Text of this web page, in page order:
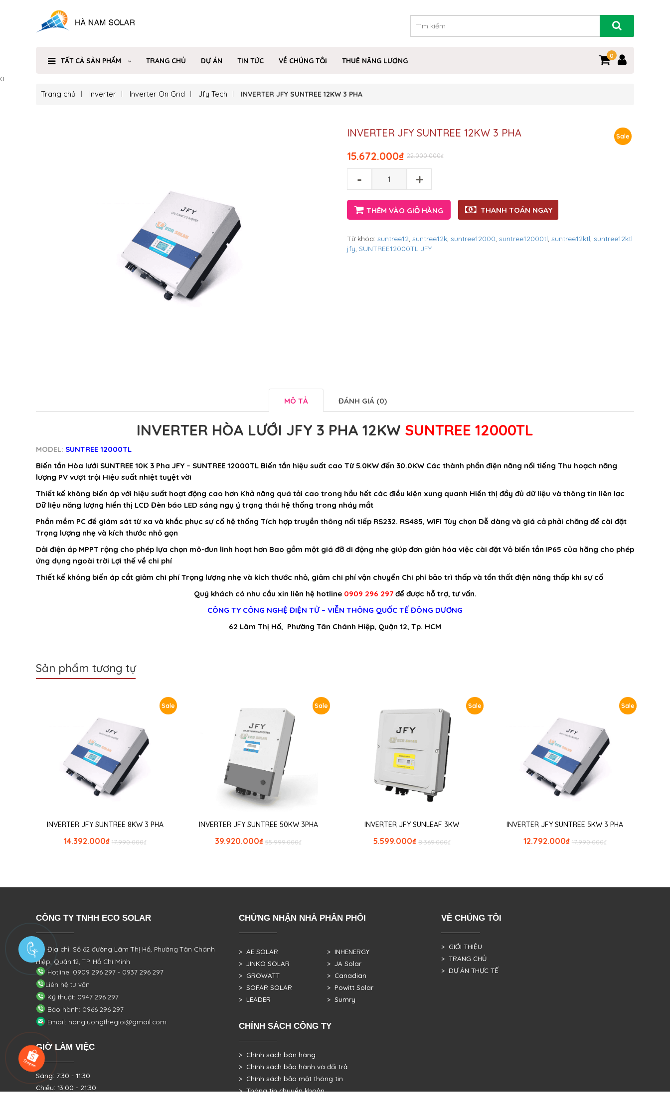
TẤT CẢ SẢN PHẨM TRANG CHỦ DỰ ÁN TIN TỨC VỀ CHÚNG TÔI THUÊ NĂNG LƯỢNG
0
0
Trang chủ Inverter Inverter On Grid Jfy Tech INVERTER JFY SUNTREE 12KW 3 PHA
Sale
INVERTER JFY SUNTREE 12KW 3 PHA
₫
22.000.000
₫
15.672.000
- +
THÊM VÀO GIỎ HÀNG THANH TOÁN NGAY
Từ khóa: suntree12, suntree12k, suntree12000, suntree12000tl, suntree12ktl, suntree12ktl
jfy, SUNTREE12000TL JFY
MÔ TẢ ĐÁNH GIÁ (0)
INVERTER HÒA LƯỚI JFY 3 PHA 12KW SUNTREE 12000TL
MODEL: SUNTREE 12000TL
Biến tần Hòa lưới SUNTREE 10K 3 Pha JFY – SUNTREE 12000TL Biến tần hiệu suất cao Từ 5.0KW đến 30.0KW Các thành phần điện năng nổi tiếng Thu hoạch năng
lượng PV vượt trội Hiệu suất nhiệt tuyệt vời
Thiết kế không biến áp với hiệu suất hoạt động cao hơn Khả năng quá tải cao trong hầu hết các điều kiện xung quanh Hiển thị đầy đủ dữ liệu và thông tin liên lạc
Dữ liệu năng lượng hiển thị LCD Đèn báo LED sáng ngụ ý trạng thái hệ thống trong nháy mắt
Phần mềm PC để giám sát từ xa và khắc phục sự cố hệ thống Tích hợp truyền thông nối tiếp RS232. RS485, WiFi Tùy chọn Dễ dàng và giá cả phải chăng để cài đặt
Trọng lượng nhẹ và kích thước nhỏ gọn
Dải điện áp MPPT rộng cho phép lựa chọn mô-đun linh hoạt hơn Bao gồm một giá đỡ di động nhẹ giúp đơn giản hóa việc cài đặt Vỏ biến tần IP65 của hãng cho phép
ứng dụng ngoài trời Lợi thế về chi phí
Thiết kế không biến áp cắt giảm chi phí Trọng lượng nhẹ và kích thước nhỏ, giảm chi phí vận chuyển Chi phí bảo trì thấp và tổn thất điện năng thấp khi sự cố
Quý khách có nhu cầu xin liên hệ hotline 0909 296 297 để được hỗ trợ, tư vấn.
CÔNG TY CÔNG NGHỆ ĐIỆN TỬ – VIỄN THÔNG QUỐC TẾ ĐÔNG DƯƠNG
62 Lâm Thị Hố, Phường Tân Chánh Hiệp, Quận 12, Tp. HCM
Sản phẩm tương tự
Sale
INVERTER JFY SUNTREE 8KW 3 PHA
₫
17.990.000
₫
14.392.000
Sale
INVERTER JFY SUNTREE 50KW 3PHA
₫
55.999.000
₫
39.920.000
Sale
INVERTER JFY SUNLEAF 3KW
₫
8.369.000
₫
5.599.000
Sale
INVERTER JFY SUNTREE 5KW 3 PHA
₫
17.990.000
₫
12.792.000
CÔNG TY TNHH ECO SOLAR
Địa chỉ: Số 62 đường Lâm Thị Hố, PhườngTân Chánh
Hiệp, Quận 12, TP. Hồ Chí Minh
Hotline: 0909 296 297 - 0937 296 297
Liên hệ tư vấn
Kỹ thuật: 0947 296 297
Bảo hành: 0966 296 297
Email: nangluongthegioi@gmail.com
GIỜ LÀM VIỆC
Sáng: 7:30 - 11:30
Chiều: 13:00 - 21:30
CHỨNG NHẬN NHÀ PHÂN PHỐI
> AE SOLAR
> JINKO SOLAR
> GROWATT
> SOFAR SOLAR
> LEADER
> INHENERGY
> JA Solar
> Canadian
> Powitt Solar
> Sumry
CHÍNH SÁCH CÔNG TY
> Chính sách bán hàng
> Chính sách bảo hành và đổi trả
> Chính sách bảo mật thông tin
> Thông tin chuyển khoản
VỀ CHÚNG TÔI
> GIỚI THIỆU
> TRANG CHỦ
> DỰ ÁN THỰC TẾ